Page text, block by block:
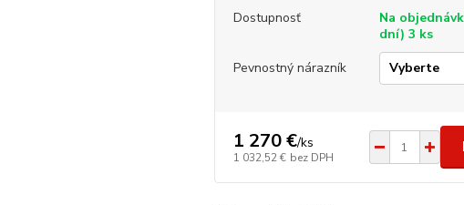
Dostupnosť
Na
dní) 3 ks
Pevnostný nárazník
1 270 €/ks
1 032,52 € bez DPH